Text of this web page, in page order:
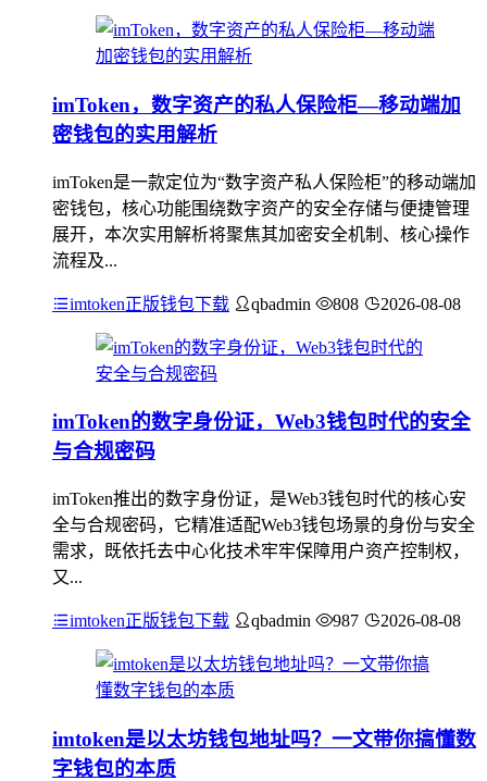
imToken，数字资产的私人保险柜—移动端加
密钱包的实用解析
imToken是一款定位为“数字资产私人保险柜”的移动端加
密钱包，核心功能围绕数字资产的安全存储与便捷管理
展开，本次实用解析将聚焦其加密安全机制、核心操作
流程及...
imtoken正版钱包下载 qbadmin 808 2026-08-08
imToken的数字身份证，Web3钱包时代的安全
与合规密码
imToken推出的数字身份证，是Web3钱包时代的核心安
全与合规密码，它精准适配Web3钱包场景的身份与安全
需求，既依托去中心化技术牢牢保障用户资产控制权，
又...
imtoken正版钱包下载 qbadmin 987 2026-08-08
imtoken是以太坊钱包地址吗？一文带你搞懂数
字钱包的本质